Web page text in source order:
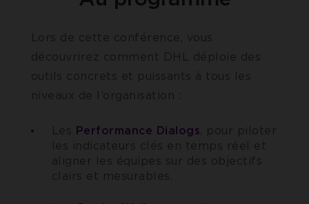
Lors de cette conférence, vous
découvrirez comment DHL déploie des
outils concrets et puissants à tous les
niveaux de l’organisation :
Les Performance Dialogs, pour piloter
les indicateurs clés en temps réel et
aligner les équipes sur des objectifs
clairs et mesurables.